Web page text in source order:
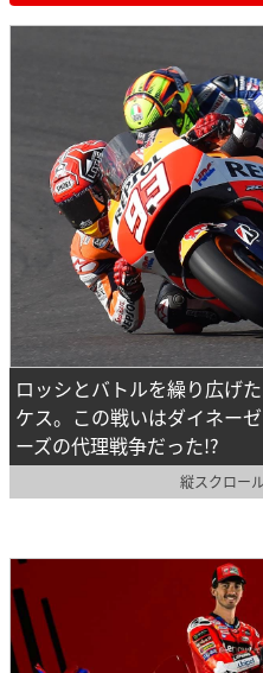
ロッシとバトルを繰り広げ
ケス。この戦いはダイネー
ーズの代理戦争だった!?
縦スクロー